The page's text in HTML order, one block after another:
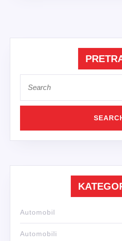
for:
Automobil
Automobili